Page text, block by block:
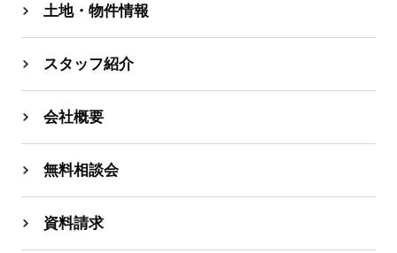
土地・物件情報
スタッフ紹介
会社概要
無料相談会
資料請求